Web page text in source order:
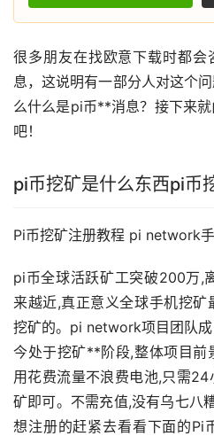
很多朋友在找欧意下载时都会
息，这说明有一部分人对这个
么什么是pi币**消息？接下来
吧！
pi币挖矿是什么东西pi币
Pi币挖矿注册教程 pi network
pi币全球活跃矿工突破200万,
来越近,真正意义全球手机挖
挖矿的。pi network项目团队
今处于挖矿**阶段,整体项目前
用花费流量不浪费电池,只需
矿即可。不需充值,没有乌七八
想注册的赶紧去看看下面的Pi